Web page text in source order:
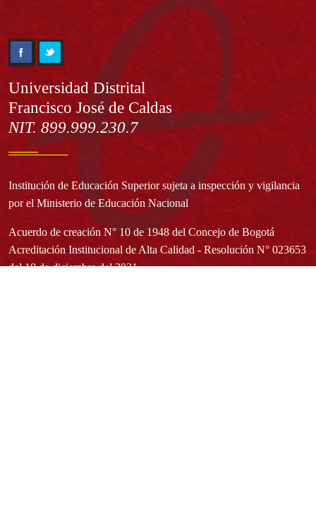
Información
Universidad Distrital
Francisco José de Caldas
NIT. 899.999.230.7
Institución de Educación Superior sujeta a inspección y vigilancia
por el Ministerio de Educación Nacional
Acuerdo de creación N° 10 de 1948 del Concejo de Bogotá
Acreditación Institucional de Alta Calidad - Resolución N° 023653
del 10 de diciembre del 2021